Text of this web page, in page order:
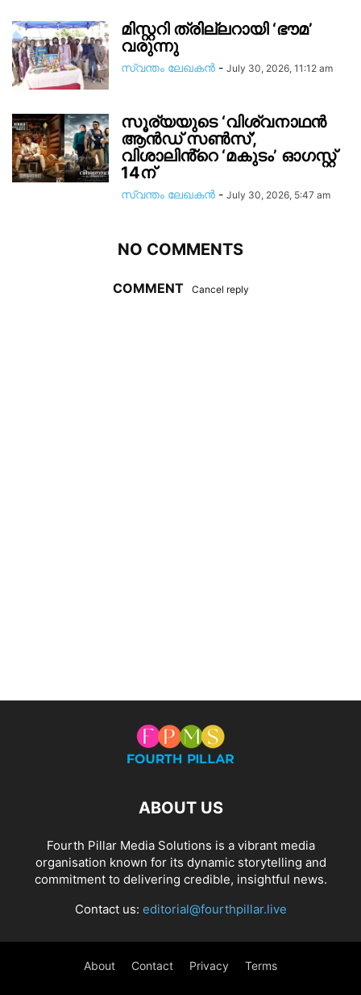
മിസ്റ്ററി ത്രില്ലറായി ‘ഭൗമ’
വരുന്നു
സ്വന്തം ലേഖകന്‍ - July 30, 2026, 11:12 am
സൂര്യയുടെ ‘വിശ്വനാഥൻ
ആൻഡ് സൺസ്’,
വിശാലിൻ്റെ ‘മകുടം’ ഓഗസ്റ്റ്
14ന്
സ്വന്തം ലേഖകന്‍ - July 30, 2026, 5:47 am
NO COMMENTS
COMMENT Cancel reply
ABOUT US
Fourth Pillar Media Solutions is a vibrant media
organisation known for its dynamic storytelling and
commitment to delivering credible, insightful news.
Contact us: editorial@fourthpillar.live
About Contact Privacy Terms